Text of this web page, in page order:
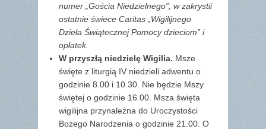
numer „Gościa Niedzielnego”, w zakrystii
ostatnie świece Caritas „Wigilijnego
Dzieła Świątecznej Pomocy dzieciom” i
opłatek.
W przyszłą niedzielę Wigilia. Msze
święte z liturgią IV niedzieli adwentu o
godzinie 8.00 i 10.30. Nie będzie Mszy
świętej o godzinie 16.00. Msza święta
wigilijna przynależna do Uroczystości
Bożego Narodzenia o godzinie 21.00. O